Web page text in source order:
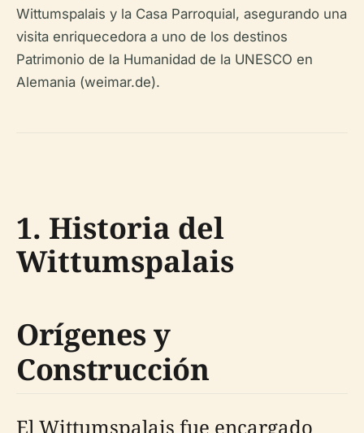
Wittumspalais y la Casa Parroquial, asegurando una
visita enriquecedora a uno de los destinos
Patrimonio de la Humanidad de la UNESCO en
Alemania (weimar.de).
1. Historia del
Wittumspalais
Orígenes y
Construcción
El Wittumspalais fue encargado